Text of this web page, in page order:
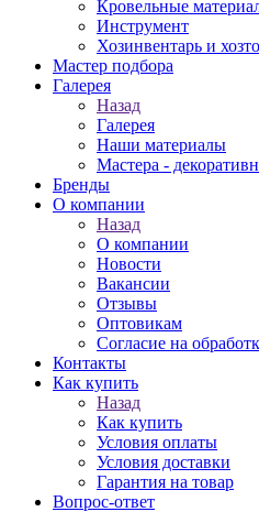
Кровельные
Инструмент
Хозинвентарь и
Мастер подбора
Галерея
Назад
Галерея
Наши материалы
Мастера -
Бренды
О компании
Назад
О компании
Новости
Вакансии
Отзывы
Оптовикам
Cогласие на
Контакты
Как купить
Назад
Как купить
Условия оплаты
Условия доставки
Гарантия на товар
Вопрос-ответ